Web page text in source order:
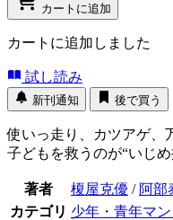
カートに追加
カートに追加しました
試し読み
新刊通知 後で買う
使いっ走り、カツアゲ
子どもを救うのが“いじ
著者 榎屋克優 / 阿部
カテゴリ 少年・青年マ